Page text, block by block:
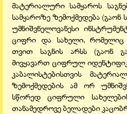
მატერიალური სამყაროს
სამყაროზე ზემოქმედება (გაონ
უმნიშვნელოვანესი
ციფრი და სახელი, რომელიც
თვით საგნის არსს (გაონ
მივყავართ ციფრულ
კაბალისტებისთვის
ზემოქმედების ამ ორ
სწორედ ციფრული
თანამედროვე ბელადები